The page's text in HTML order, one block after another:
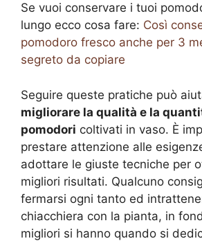
Se vuoi conservare i tuoi
lungo ecco cosa fare: Così
pomodoro fresco anche per 3
segreto da copiare
Seguire queste pratiche può
migliorare la qualità e la
pomodori coltivati in vaso. È
prestare attenzione alle
adottare le giuste tecniche per
migliori risultati. Qualcuno
fermarsi ogni tanto ed
chiacchiera con la pianta, in
migliori si hanno quando si